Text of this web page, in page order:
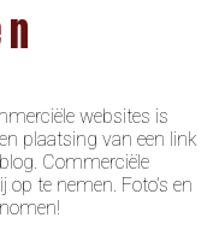
websites is
plaatsing van een link
Commerciële
te nemen. Foto’s en